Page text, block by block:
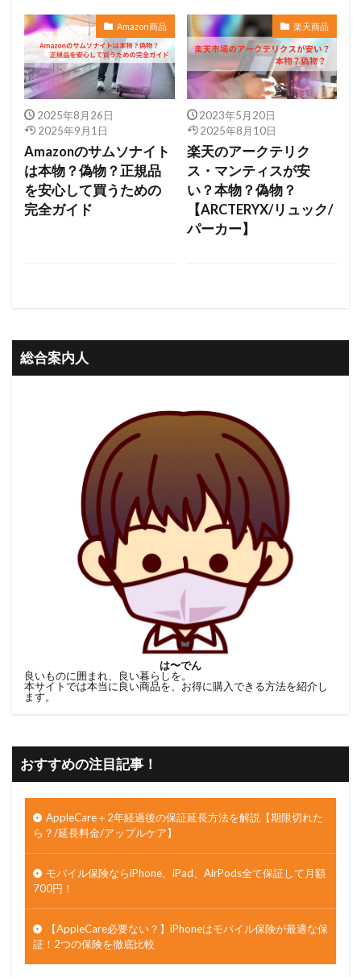
Amazon商品
2025年8月26日
2025年9月1日
Amazonのサムソナイト
は本物？偽物？正規品
を安心して買うための
完全ガイド
楽天商品
2023年5月20日
2025年8月10日
楽天のアークテリク
ス・マンティスが安
い？本物？偽物？
【ARCTERYX/リュック/
パーカー】
総合案内人
は〜でん
良いものに囲まれ、良い暮らしを。
本サイトでは本当に良い商品を、お得に購入できる方法を紹介し
ます。
おすすめの注目記事！
AppleCare＋2年経過後の保証延長方法を解説【期限切れた
ら？/延長料金/アップルケア】
モバイル保険ならiPhone、iPad、AirPods全て保証して月額
700円！
【AppleCare必要ない？】iPhoneはモバイル保険が最適な保
証！2つの保険を徹底比較